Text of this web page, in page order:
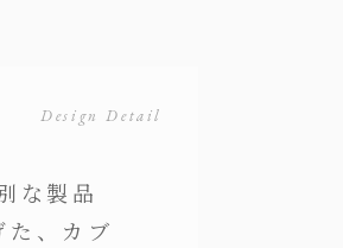
Design Detail
な製品
た、カブ